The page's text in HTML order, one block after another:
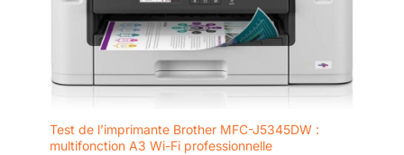
Test de l’imprimante Brother MFC-J5345DW :
multifonction A3 Wi-Fi professionnelle